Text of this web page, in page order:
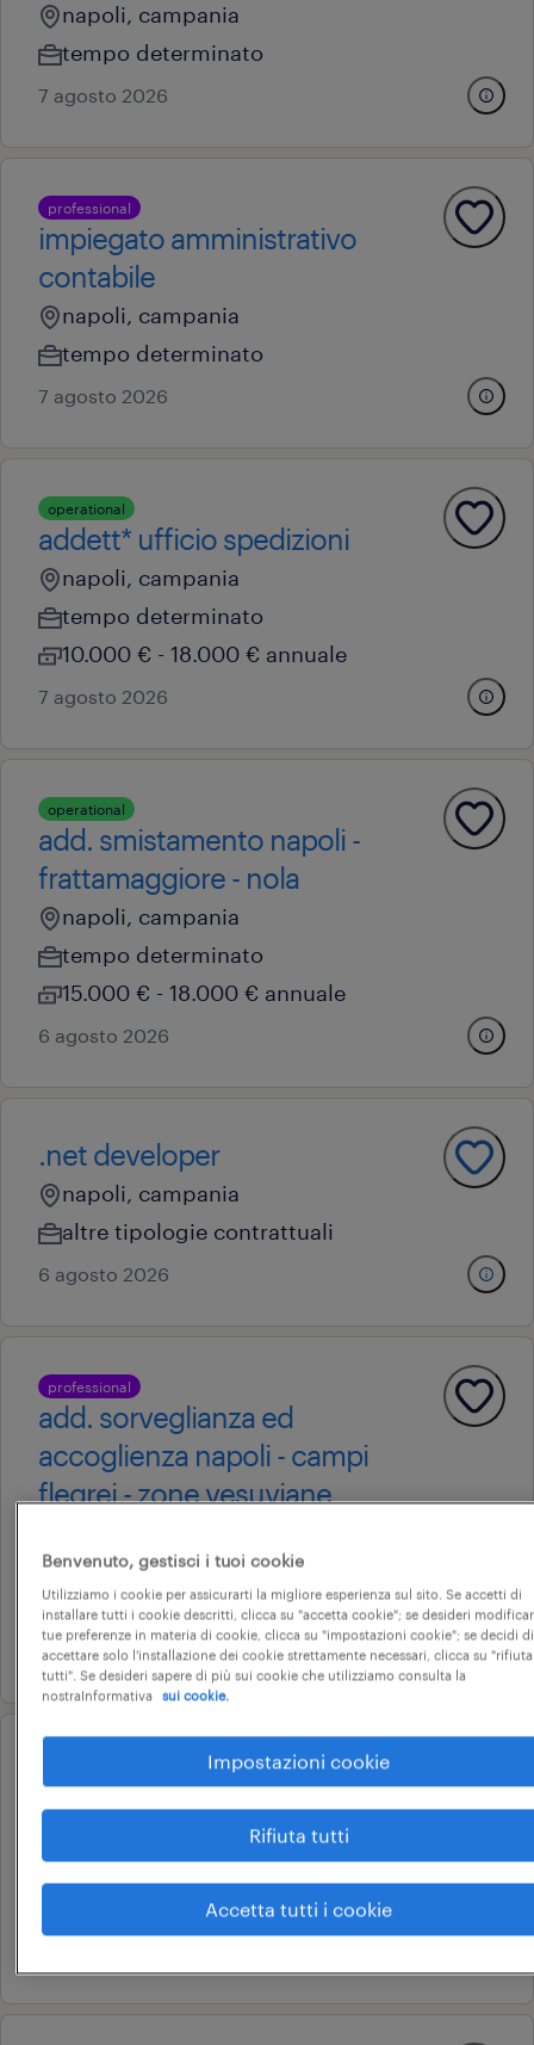
napoli, campania
tempo determinato
7 agosto 2026
professional
impiegato amministrativo
contabile
napoli, campania
tempo determinato
7 agosto 2026
operational
addett* ufficio spedizioni
napoli, campania
tempo determinato
10.000 € - 18.000 € annuale
7 agosto 2026
operational
add. smistamento napoli -
frattamaggiore - nola
napoli, campania
tempo determinato
15.000 € - 18.000 € annuale
6 agosto 2026
.net developer
napoli, campania
altre tipologie contrattuali
6 agosto 2026
professional
add. sorveglianza ed
accoglienza napoli - campi
flegrei - zone vesuviane
tempo determinato
15.000 € - 18.000 € annuale
6 agosto 2026
contabile - napoli
tempo determinato
24.000 € - 26.000 € annuale
Benvenuto, gestisci i tuoi cookie
Utilizziamo i cookie per assicurarti la migliore esperienza sul sito. Se accetti di
installare tutti i cookie descritti, clicca su "accetta cookie"; se desideri
tue preferenze in materia di cookie, clicca su "impostazioni cookie"; se decidi di
accettare solo l'installazione dei cookie strettamente necessari, clicca su "rifiuta
tutti". Se desideri sapere di più sui cookie che utilizziamo consulta la
nostraInformativa
sui cookie.
Impostazioni cookie
Rifiuta tutti
Accetta tutti i cookie